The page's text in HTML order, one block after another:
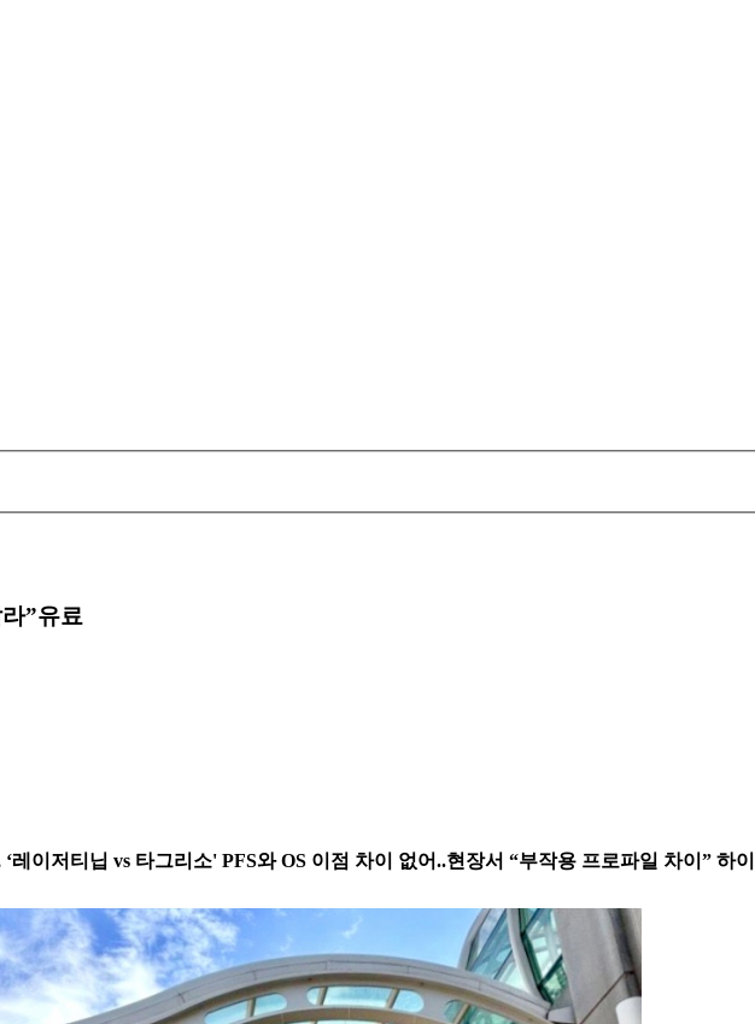
”유료
이저티닙 vs 타그리소' PFS와 OS 이점 차이 없어..현장서 “부작용 프로파일 차이” 하